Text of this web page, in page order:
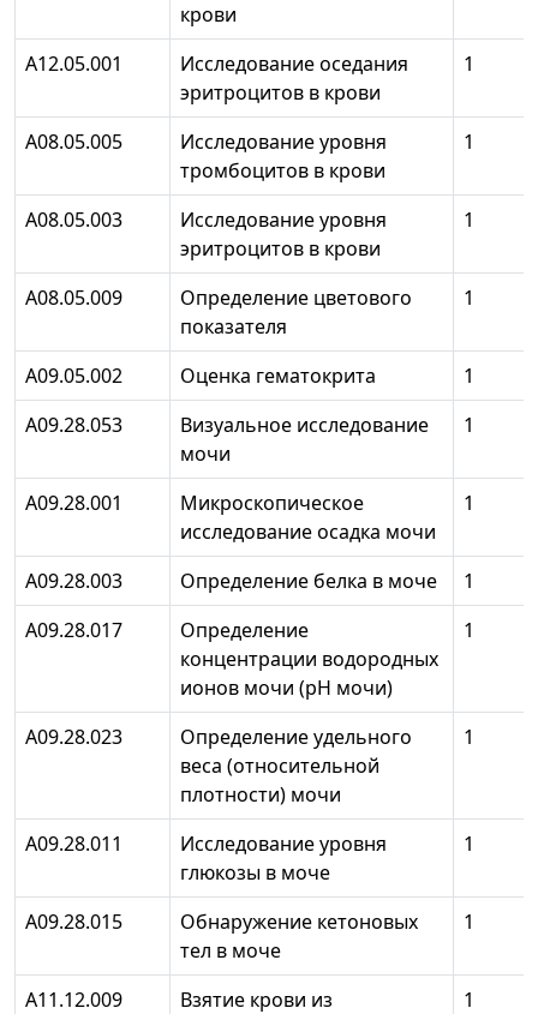
крови
А12.05.001
Исследование оседания
эритроцитов в крови
1
А08.05.005
Исследование уровня
тромбоцитов в крови
1
А08.05.003
Исследование уровня
эритроцитов в крови
1
А08.05.009
Определение цветового
показателя
1
А09.05.002 Оценка гематокрита
1
А09.28.053
Визуальное исследование
мочи
1
А09.28.001
Микроскопическое
исследование осадка мочи
1
А09.28.003 Определение белка в моче
1
А09.28.017
Определение
концентрации водородных
ионов мочи (рН мочи)
1
А09.28.023
Определение удельного
веса (относительной
плотности) мочи
1
А09.28.011
Исследование уровня
глюкозы в моче
1
А09.28.015
Обнаружение кетоновых
тел в моче
1
А11.12.009
Взятие крови из
1